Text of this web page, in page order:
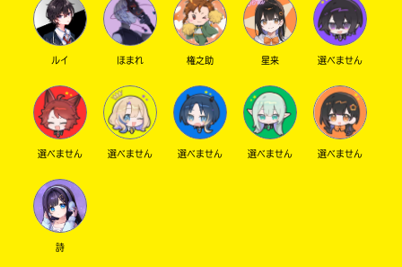
ルイ ほまれ 権之助 星来 選べません
選べません 選べません 選べません 選べません 選べません
詩